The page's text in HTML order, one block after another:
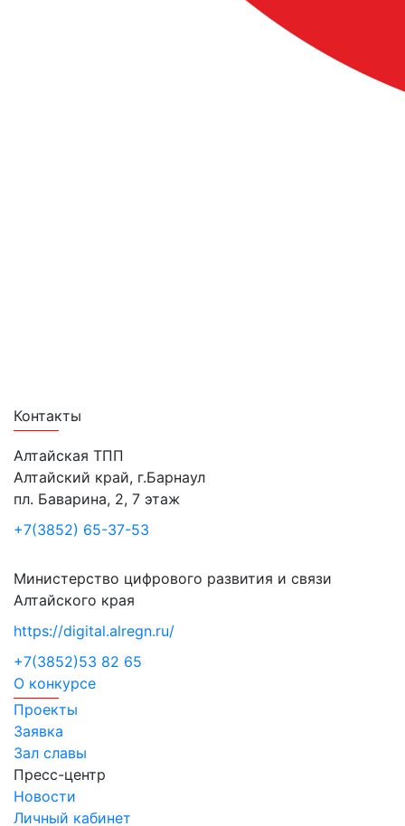
Контакты
Алтайская ТПП
Алтайский край, г.Барнаул
пл. Баварина, 2, 7 этаж
+7(3852) 65-37-53
Министерство цифрового развития и связи
Алтайского края
https://digital.alregn.ru/
+7(3852)53 82 65
О конкурсе
Проекты
Заявка
Зал славы
Пресс-центр
Новости
Личный кабинет